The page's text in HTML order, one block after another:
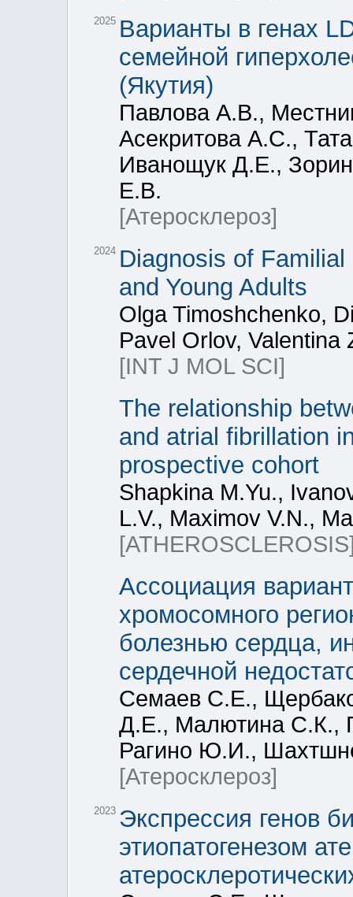
2025 Варианты в генах
семейной
(Якутия)
Павлова А.В.,
Асекритова А.С.,
Иванощук Д.Е.,
Е.В.
[Атеросклероз]
2024 Diagnosis of
and Young Adults
Olga Timoshchenko,
Pavel Orlov,
[INT J MOL SCI]
The relationship
and atrial fibrillation
prospective cohort
Shapkina M.Yu.,
L.V., Maximov V.N.,
Ассоциация
хромосомного
болезнью сердца,
сердечной
Семаев С.Е.,
Д.Е., Малютина С.К.,
Рагино Ю.И.,
[Атеросклероз]
2023 Экспрессия генов
этиопатогенезом